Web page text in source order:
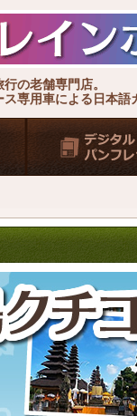
の老舗専門店。
専用車による日本語